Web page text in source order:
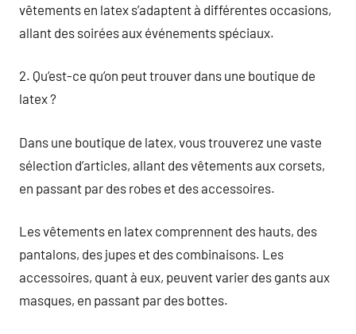
vêtements en latex s’adaptent à différentes occasions,
allant des soirées aux événements spéciaux.
2. Qu’est-ce qu’on peut trouver dans une boutique de
latex ?
Dans une boutique de latex, vous trouverez une vaste
sélection d’articles, allant des vêtements aux corsets,
en passant par des robes et des accessoires.
Les vêtements en latex comprennent des hauts, des
pantalons, des jupes et des combinaisons. Les
accessoires, quant à eux, peuvent varier des gants aux
masques, en passant par des bottes.